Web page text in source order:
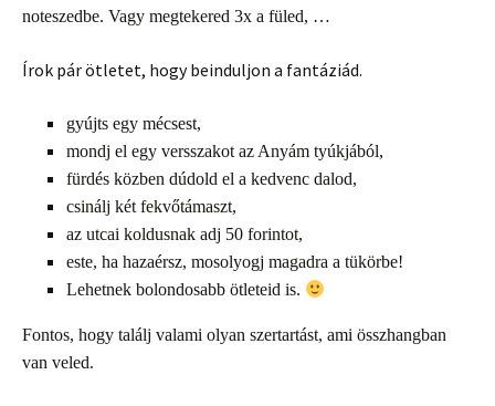
noteszedbe. Vagy megtekered 3x a füled, …
Írok pár ötletet, hogy beinduljon a fantáziád.
gyújts egy mécsest,
mondj el egy versszakot az Anyám tyúkjából,
fürdés közben dúdold el a kedvenc dalod,
csinálj két fekvőtámaszt,
az utcai koldusnak adj 50 forintot,
este, ha hazaérsz, mosolyogj magadra a tükörbe!
Lehetnek bolondosabb ötleteid is.
Fontos, hogy találj valami olyan szertartást, ami összhangban
van veled.